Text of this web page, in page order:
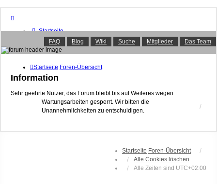
Startseite
Foren-Übersicht
FAQ
Suche
Aktive Themen
Das Team
Anmelden
FAQ Blog Wiki Suche Mitglieder Das Team
Startseite Foren-Übersicht
Information
Sehr geehrte Nutzer, das Forum bleibt bis auf Weiteres wegen
Wartungsarbeiten gesperrt. Wir bitten die
Unannehmlichkeiten zu entschuldigen.
Startseite Foren-Übersicht
Alle Cookies löschen
Alle Zeiten sind UTC+02:00